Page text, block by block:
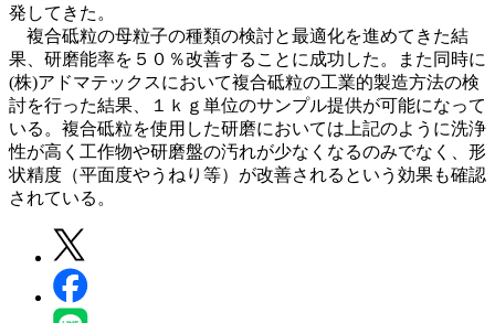
発してきた。
複合砥粒の母粒子の種類の検討と最適化を進めてきた結
果、研磨能率を５０％改善することに成功した。また同時に
(株)アドマテックスにおいて複合砥粒の工業的製造方法の検
討を行った結果、１ｋｇ単位のサンプル提供が可能になって
いる。複合砥粒を使用した研磨においては上記のように洗浄
性が高く工作物や研磨盤の汚れが少なくなるのみでなく、形
状精度（平面度やうねり等）が改善されるという効果も確認
されている。